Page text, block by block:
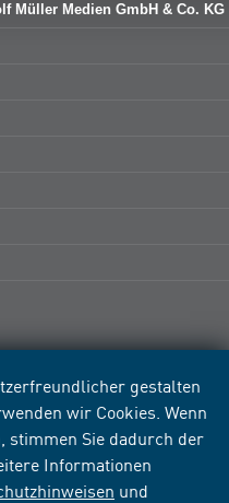
gestalten
wir Cookies. Wenn
stimmen Sie dadurch der
Informationen
und
Müller Medien GmbH & Co. KG